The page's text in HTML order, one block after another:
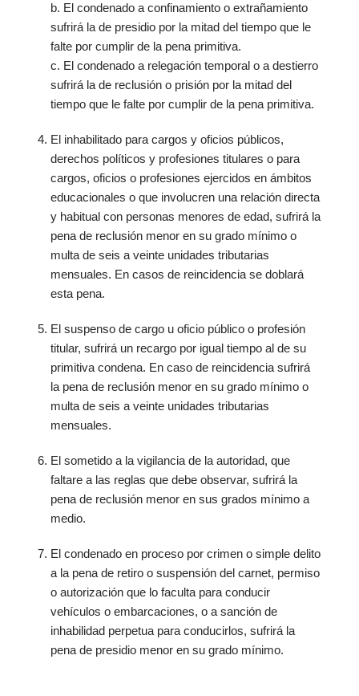
b. El condenado a confinamiento o extrañamiento
sufrirá la de presidio por la mitad del tiempo que le
falte por cumplir de la pena primitiva.
c. El condenado a relegación temporal o a destierro
sufrirá la de reclusión o prisión por la mitad del
tiempo que le falte por cumplir de la pena primitiva.
El inhabilitado para cargos y oficios públicos,
derechos políticos y profesiones titulares o para
cargos, oficios o profesiones ejercidos en ámbitos
educacionales o que involucren una relación directa
y habitual con personas menores de edad, sufrirá la
pena de reclusión menor en su grado mínimo o
multa de seis a veinte unidades tributarias
mensuales. En casos de reincidencia se doblará
esta pena.
El suspenso de cargo u oficio público o profesión
titular, sufrirá un recargo por igual tiempo al de su
primitiva condena. En caso de reincidencia sufrirá
la pena de reclusión menor en su grado mínimo o
multa de seis a veinte unidades tributarias
mensuales.
El sometido a la vigilancia de la autoridad, que
faltare a las reglas que debe observar, sufrirá la
pena de reclusión menor en sus grados mínimo a
medio.
El condenado en proceso por crimen o simple delito
a la pena de retiro o suspensión del carnet, permiso
o autorización que lo faculta para conducir
vehículos o embarcaciones, o a sanción de
inhabilidad perpetua para conducirlos, sufrirá la
pena de presidio menor en su grado mínimo.